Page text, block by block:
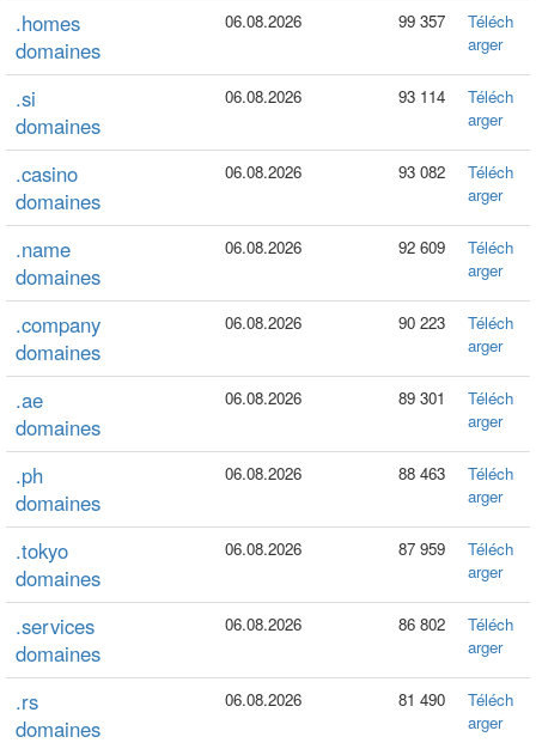
.homes
domaines
06.08.2026 99 357
Téléch
arger
.si
domaines
06.08.2026 93 114
Téléch
arger
.casino
domaines
06.08.2026 93 082
Téléch
arger
.name
domaines
06.08.2026 92 609
Téléch
arger
.company
domaines
06.08.2026 90 223
Téléch
arger
.ae
domaines
06.08.2026 89 301
Téléch
arger
.ph
domaines
06.08.2026 88 463
Téléch
arger
.tokyo
domaines
06.08.2026 87 959
Téléch
arger
.services
domaines
06.08.2026 86 802
Téléch
arger
.rs
domaines
06.08.2026 81 490
Téléch
arger